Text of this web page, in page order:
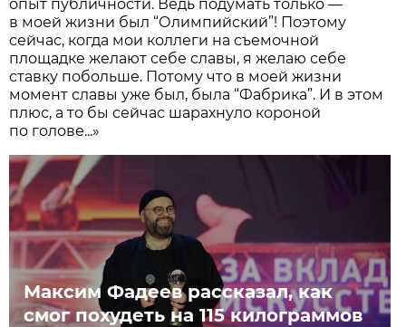
опыт публичности. Ведь подумать только —
в моей жизни был “Олимпийский”! Поэтому
сейчас, когда мои коллеги на съемочной
площадке желают себе славы, я желаю себе
ставку побольше. Потому что в моей жизни
момент славы уже был, была “Фабрика”. И в этом
плюс, а то бы сейчас шарахнуло короной
по голове...»
Максим Фадеев рассказал, как
смог похудеть на 115 килограммов